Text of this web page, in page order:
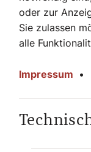
neu gedeutet.
Rudolf
war ein
und
oder zur
Sie zulassen
alle
Impressum •